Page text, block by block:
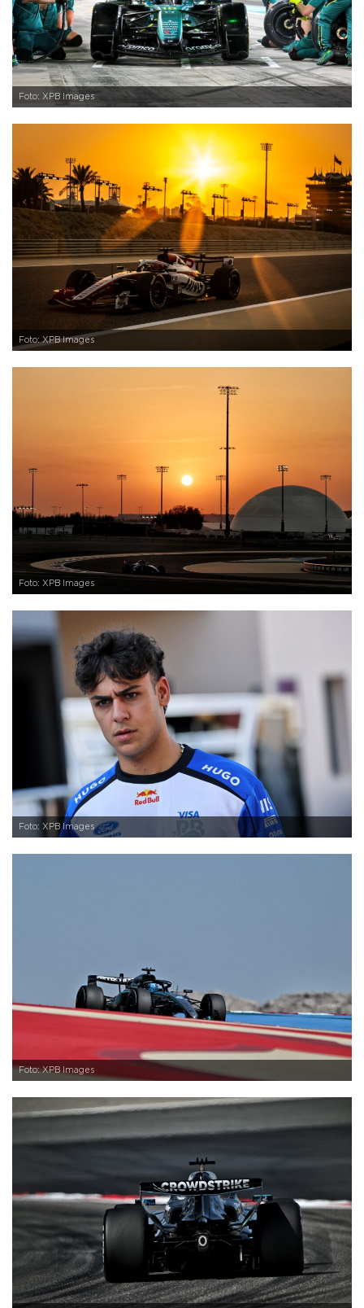
Foto: XPB Images
Foto: XPB Images
Foto: XPB Images
Foto: XPB Images
Foto: XPB Images